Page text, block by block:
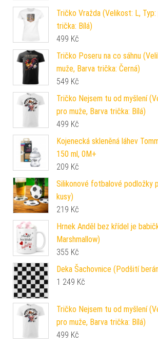
Tričko Vražda (Velikost: L, Typ:
trička: Bílá)
499 Kč
Tričko Poseru na co sáhnu
muže, Barva trička: Černá)
549 Kč
Tričko Nejsem tu od myšlení
pro muže, Barva trička: Bílá)
499 Kč
Kojenecká skleněná láhev
150 ml, 0M+
209 Kč
Silikonové fotbalové podložky
kusy)
219 Kč
Hrnek Anděl bez křídel je
Marshmallow)
355 Kč
Deka Šachovnice (Podšití
1 249 Kč
Tričko Nejsem tu od myšlení
pro muže, Barva trička: Bílá)
499 Kč